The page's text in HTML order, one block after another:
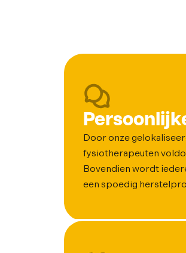
Door onze
fysiotherapeuten
Bovendien wordt
een spoedig